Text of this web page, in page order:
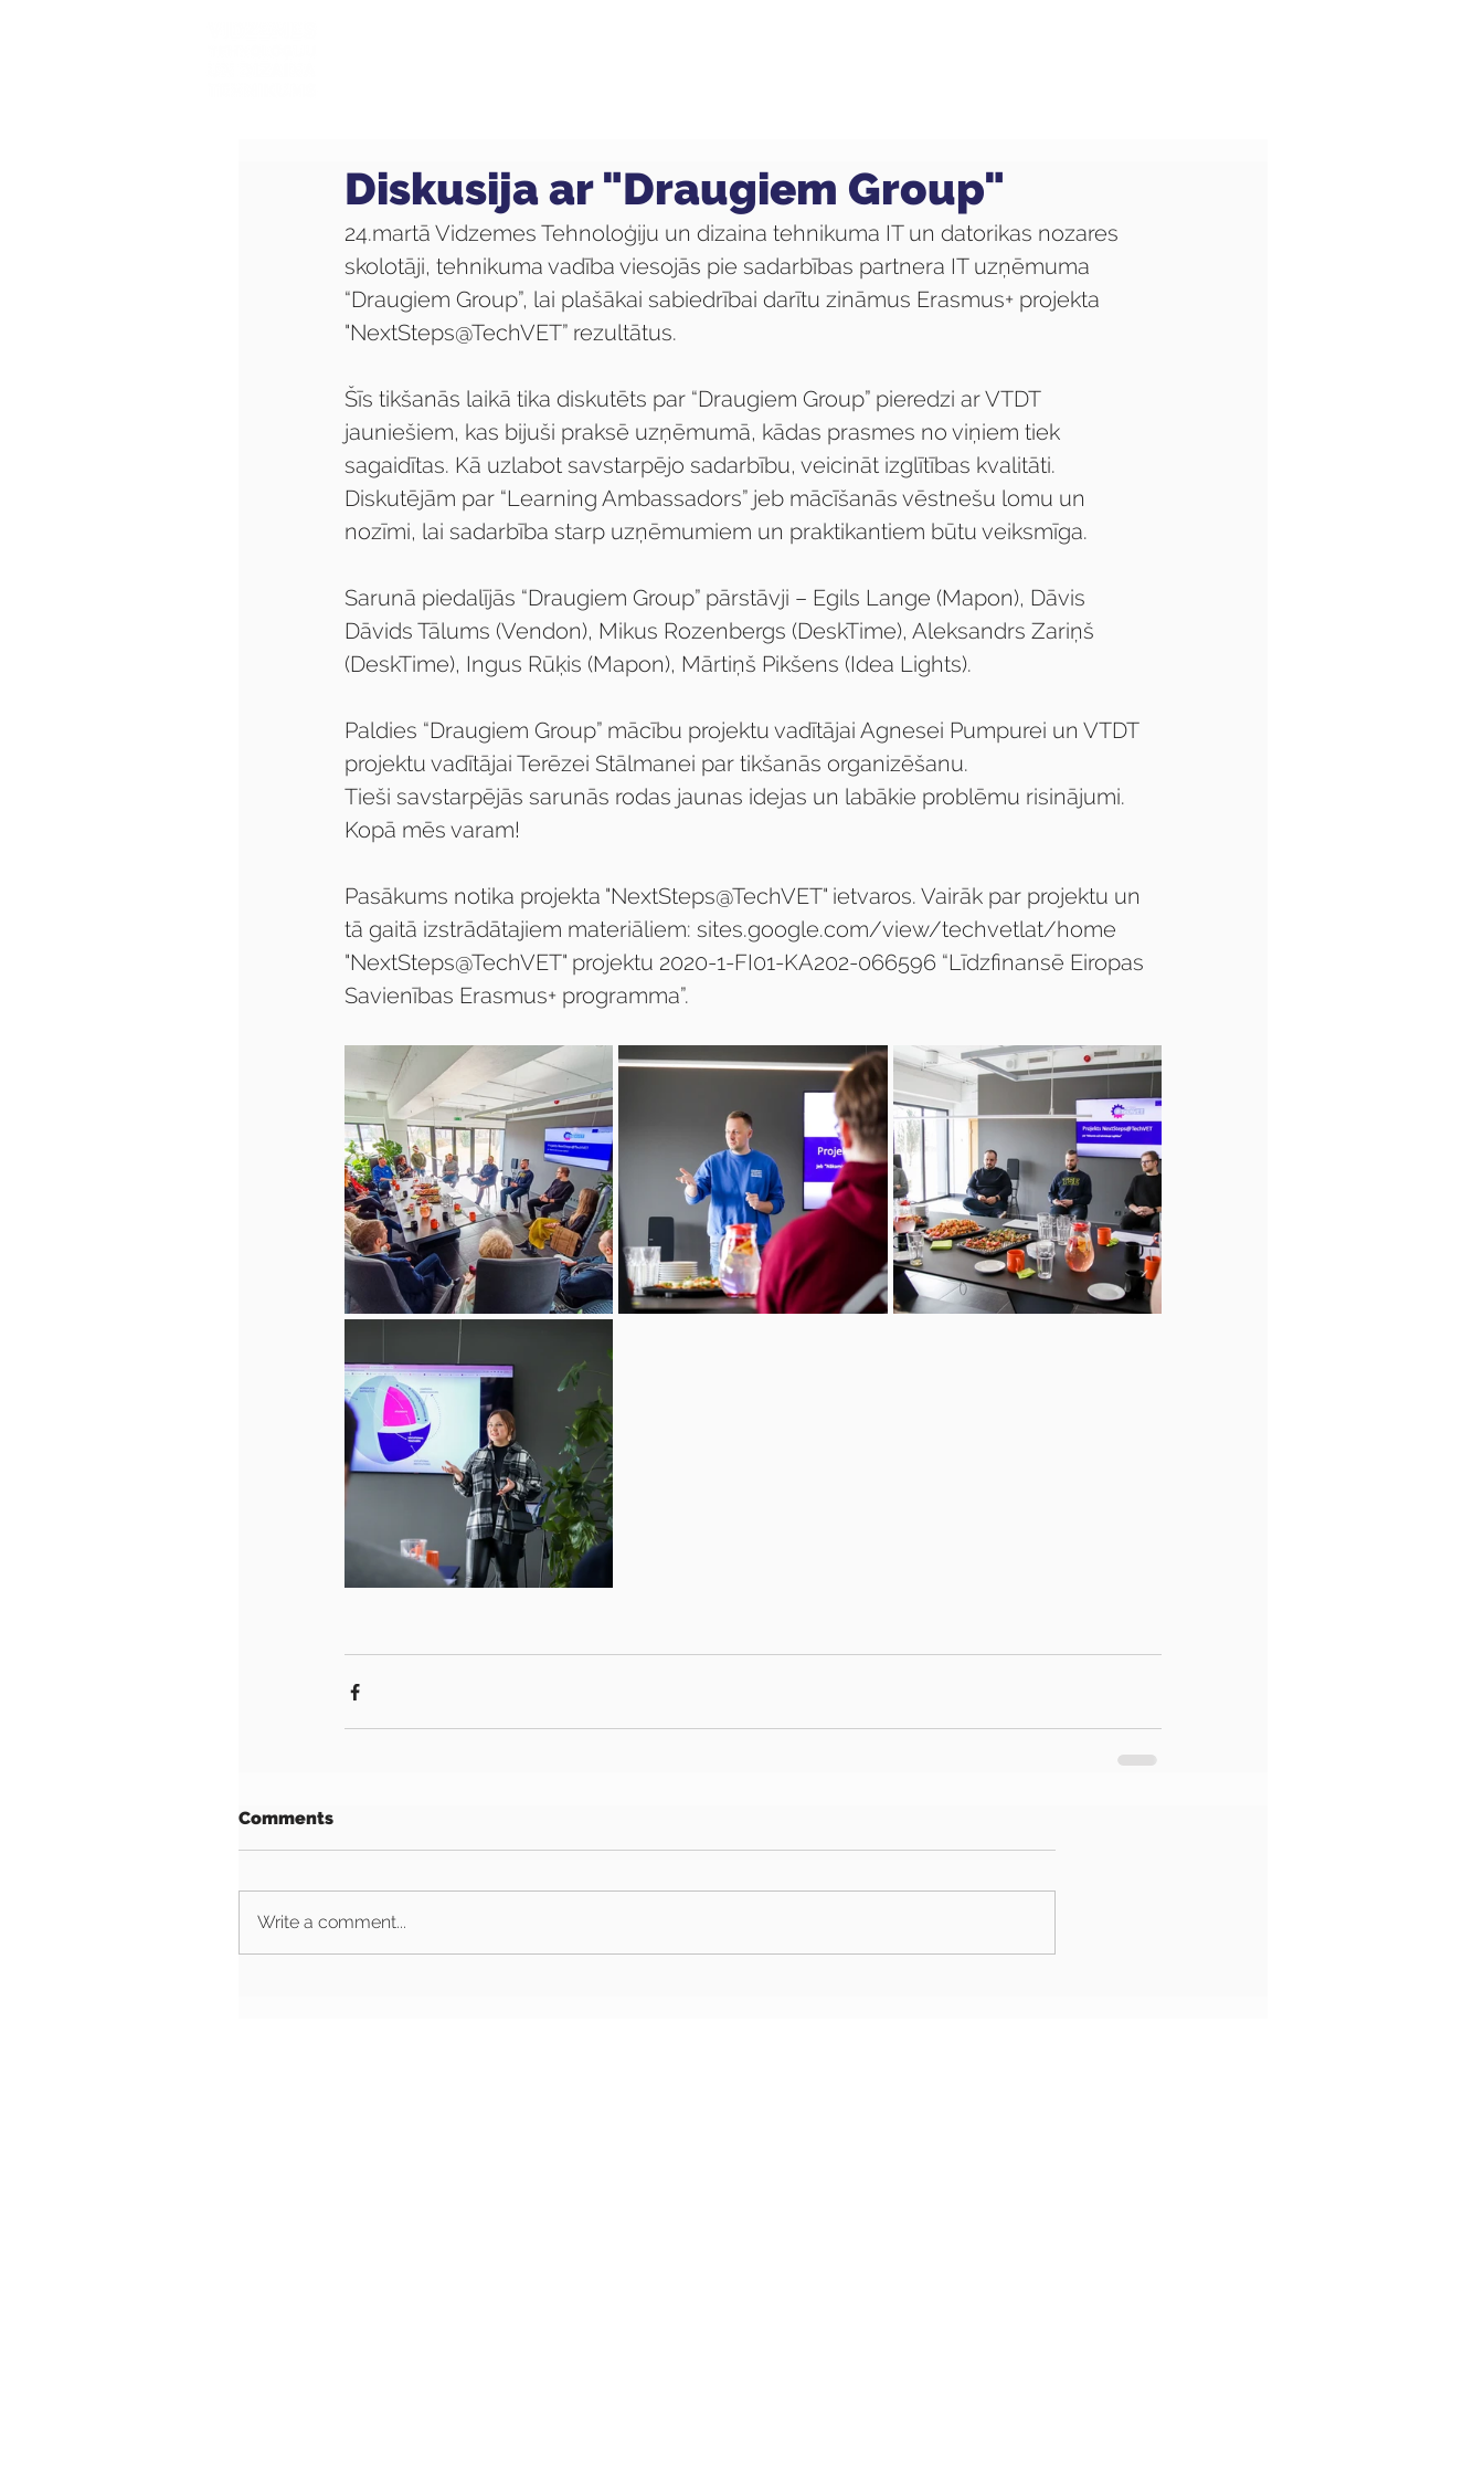
Diskusija ar "Draugiem Group"
24.martā Vidzemes Tehnoloģiju un dizaina tehnikuma IT un datorikas nozares
skolotāji, tehnikuma vadība viesojās pie sadarbības partnera IT uzņēmuma
“Draugiem Group”, lai plašākai sabiedrībai darītu zināmus Erasmus+ projekta
"NextSteps@TechVET” rezultātus.
Šīs tikšanās laikā tika diskutēts par “Draugiem Group” pieredzi ar VTDT
jauniešiem, kas bijuši praksē uzņēmumā, kādas prasmes no viņiem tiek
sagaidītas. Kā uzlabot savstarpējo sadarbību, veicināt izglītības kvalitāti.
Diskutējām par “Learning Ambassadors” jeb mācīšanās vēstnešu lomu un
nozīmi, lai sadarbība starp uzņēmumiem un praktikantiem būtu veiksmīga.
Sarunā piedalījās “Draugiem Group” pārstāvji – Egils Lange (Mapon), Dāvis
Dāvids Tālums (Vendon), Mikus Rozenbergs (DeskTime), Aleksandrs Zariņš
(DeskTime), Ingus Rūķis (Mapon), Mārtiņš Pikšens (Idea Lights).
Paldies “Draugiem Group” mācību projektu vadītājai Agnesei Pumpurei un VTDT
projektu vadītājai Terēzei Stālmanei par tikšanās organizēšanu.
Tieši savstarpējās sarunās rodas jaunas idejas un labākie problēmu risinājumi.
Kopā mēs varam!
Pasākums notika projekta "NextSteps@TechVET" ietvaros. Vairāk par projektu un
tā gaitā izstrādātajiem materiāliem: sites.google.com/view/techvetlat/home
"NextSteps@TechVET" projektu 2020-1-FI01-KA202-066596 “Līdzfinansē Eiropas
Savienības Erasmus+ programma”.
Comments
Write a comment...